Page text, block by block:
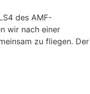
des AMF-
wir nach einer
zu fliegen. Der